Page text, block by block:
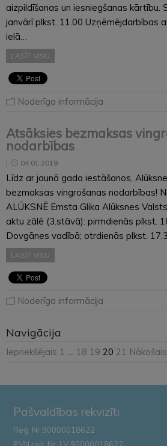
aizpildīšanas un iesniegšanas kārtību.
janvārī plkst. 11.00 Uzņēmējdarbības
ielā…
LASĪT VISU
Noderīga informācija
Atsāksies bezmaksas
nodarbības
04.01.2019
Līdz ar jaunā gada iestāšanos,
bezmaksas vingrošanas nodarbības!
ALŪKSNĒ Ernsta Glika Alūksnes
aktu zālē (3.stāvā): pirmdienās plkst.
Dovgānes vadībā; otrdienās plkst.
LASĪT VISU
Noderīga informācija
Navigācija
Iepriekšējais 1 18 19 20 21
Pašvaldības rekvizīti
Reģ. Nr.90000018622
PVN reģ. Nr. LV 90000018622